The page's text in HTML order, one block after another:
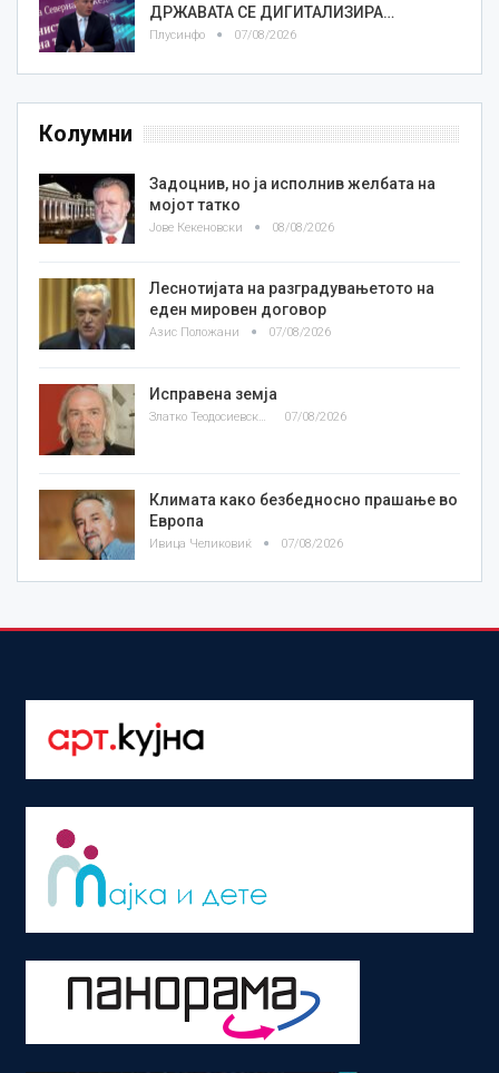
ДРЖАВАТА СЕ ДИГИТАЛИЗИРА…
Плусинфо 07/08/2026
Колумни
Задоцнив, но ја исполнив желбата на
мојот татко
Јове Кекеновски 08/08/2026
Леснотијата на разградувањетото на
еден мировен договор
Азис Положани 07/08/2026
Исправена земја
Златко Теодосиевски 07/08/2026
Климата како безбедносно прашање во
Европа
Ивица Челиковиќ 07/08/2026